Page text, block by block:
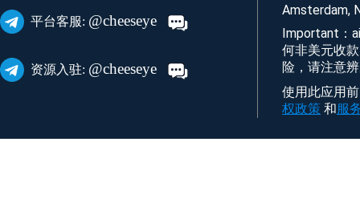
平台客服: @cheeseye
资源入驻: @cheeseye
Amsterdam,
Important：
何非美元收
险，请注意
使用此应用
权政策 和服